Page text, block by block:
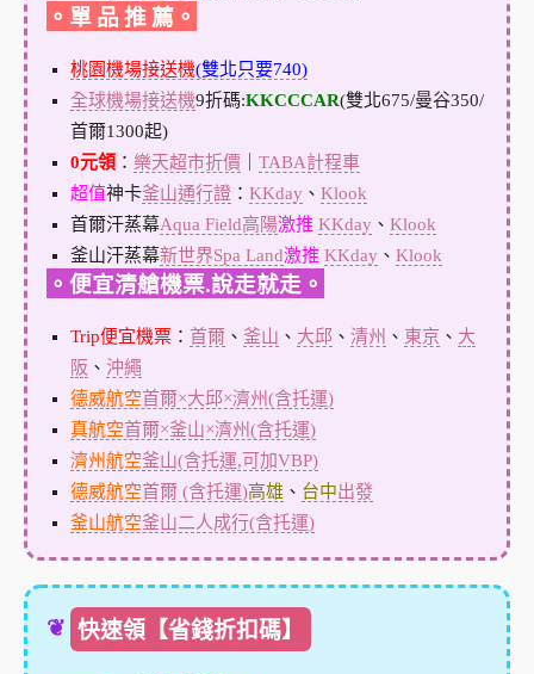
。單 品 推 薦。
桃園機場接送機(雙北只要740)
全球機場接送機9折碼:KKCCCAR(雙北675/曼谷350/
首爾1300起)
0元領： 樂天超市折價
TABA計程車
超值神卡釜山通行證： KKday 、 Klook
首爾汗蒸幕Aqua Field高陽激推 KKday 、 Klook
釜山汗蒸幕新世界Spa Land激推 KKday 、 Klook
。便宜清艙機票.說走就走。
Trip便宜機票： 首爾 、 釜山 、 大邱 、 清州 、 東京 、 大
阪 、 沖繩
德威航空首爾×大邱×濟州(含托運)
真航空首爾×釜山×濟州(含托運)
濟州航空釜山(含托運,可加VBP)
德威航空首爾 (含托運)高雄 、 台中出發
釜山航空釜山二人成行(含托運)
❦ 快速領【省錢折扣碼】